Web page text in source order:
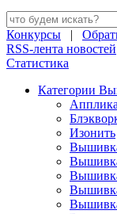
Конкурсы |
RSS-лента новостей
Статистика
Категории
Изонить